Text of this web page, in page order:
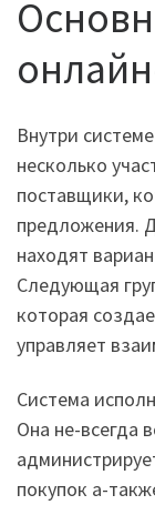
Внутри
несколько
поставщики,
предложения.
находят
Следующая
которая
управляет
Система
Она не-всегда
покупок а-